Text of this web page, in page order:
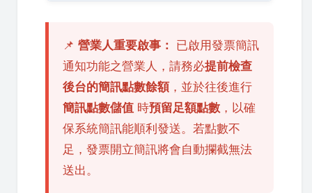
📌 營業人重要啟事： 已啟用發票簡訊
通知功能之營業人，請務必提前檢查
後台的簡訊點數餘額，並於往後進行
簡訊點數儲值 時預留足額點數 ，以確
保系統簡訊能順利發送。若點數不
足，發票開立簡訊將會自動攔截無法
送出。